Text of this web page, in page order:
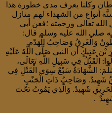
وكلنا يعرف مدى خطورة هذا
أنواع من الشهداء لهم منازل
تعالى ورحمته ؛فعن أبي
صلى الله عليه وسلم قال:
وَالْغَرِقُ وَصَاحِبُ الْهَدْمِ
بْنَ عَتِيكٍ أن النبي صَلَّى اللَّهُ عَلَيْهِ
الْقَتْلُ فِي سَبِيلِ اللَّهِ تَعَالَى،
الشَّهَادَةُ سَبْعٌ سِوَى الْقَتْلِ فِي
شَهِيدٌ. وَصَاحِبُ ذَاتِ الْجَنْبِ
شَهِيدٌ. وَالَّذِي يَمُوتُ تَحْتَ
.